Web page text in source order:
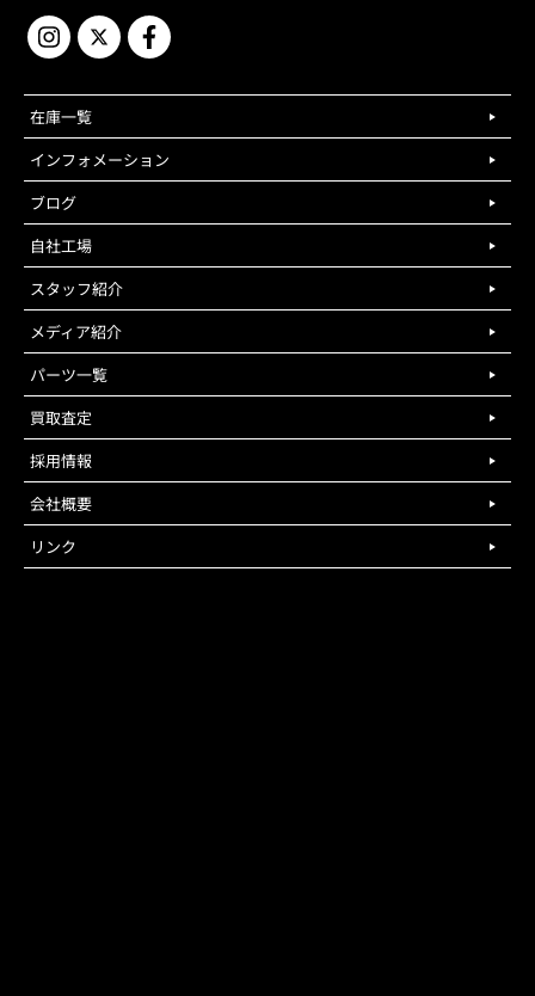
在庫一覧
インフォメーション
ブログ
自社工場
スタッフ紹介
メディア紹介
パーツ一覧
買取査定
採用情報
会社概要
リンク